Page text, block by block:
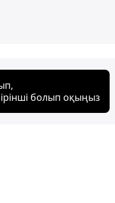
болып оқыңыз